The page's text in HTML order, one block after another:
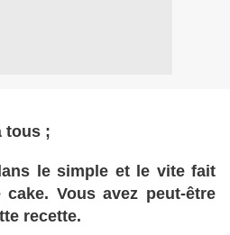
tous ;
le simple et le vite fait
Vous avez peut-être
recette.